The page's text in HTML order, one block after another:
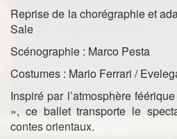
Reprise de la chorégraphie et
Sale
Scénographie : Marco Pesta
Costumes : Mario Ferrari /
Inspiré par l’atmosphère
», ce ballet transporte le
contes orientaux.